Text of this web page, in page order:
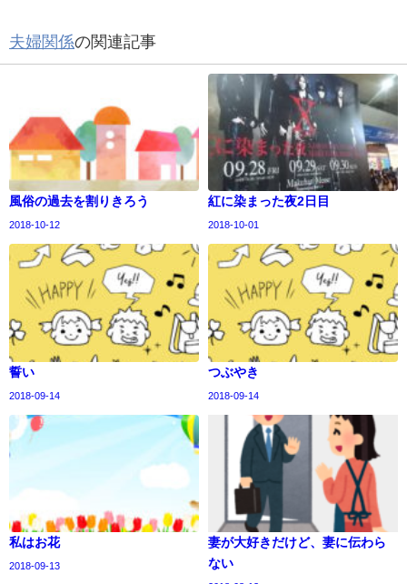
夫婦関係の関連記事
風俗の過去を割りきろう
2018-10-12
紅に染まった夜2日目
2018-10-01
誓い
2018-09-14
つぶやき
2018-09-14
私はお花
2018-09-13
妻が大好きだけど、妻に伝わら
ない